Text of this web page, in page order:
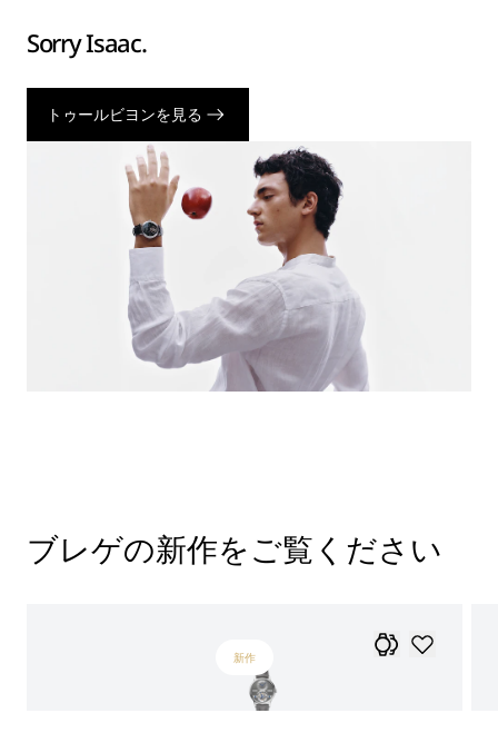
Sorry Isaac.
トゥールビヨンを見る
ブレゲの新作をご覧ください
新作